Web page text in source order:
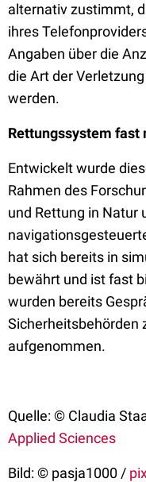
alternativ zustimmt,
ihres
Angaben über die
die Art der
werden.
Rettungssystem
Entwickelt wurde
Rahmen des
und Rettung in Natur
hat sich bereits in
bewährt und ist fast
wurden bereits
Sicherheitsbehörden
aufgenommen.
Quelle: © Claudia
Applied Sciences
Bild: © pasja1000 /